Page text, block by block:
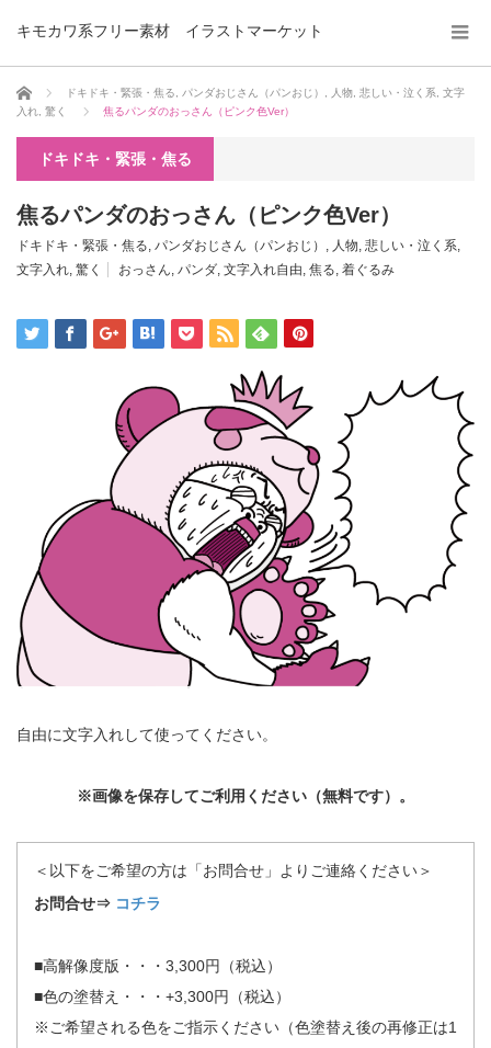
キモカワ系フリー素材 イラストマーケット
ホーム ドキドキ・緊張・焦る パンダおじさん（パンおじ） 人物 悲しい・泣く系
文字
入れ
驚く 焦るパンダのおっさん（ピンク色Ver）
ドキドキ・緊張・焦る
焦るパンダのおっさん（ピンク色Ver）
ドキドキ・緊張・焦る, パンダおじさん（パンおじ） , 人物, 悲しい・泣く系,
文字入れ, 驚く おっさん, パンダ, 文字入れ自由, 焦る, 着ぐるみ
自由に文字入れして使ってください。
※画像を保存してご利用ください（無料です）。
＜以下をご希望の方は「お問合せ」よりご連絡ください＞
お問合せ⇒ コチラ
■高解像度版・・・3,300円（税込）
■色の塗替え・・・+3,300円（税込）
※ご希望される色をご指示ください（色塗替え後の再修正は1